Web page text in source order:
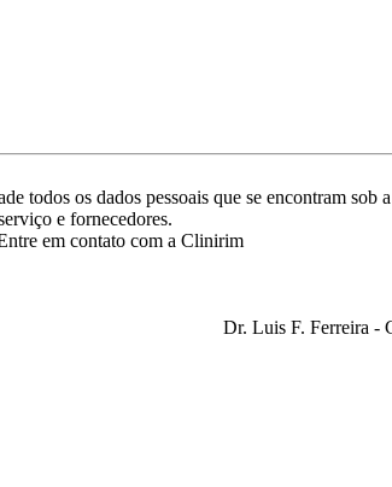
os dados pessoais que se encontram
e fornecedores.
em contato com a Clinirim
Dr. Luis F. Ferreira -